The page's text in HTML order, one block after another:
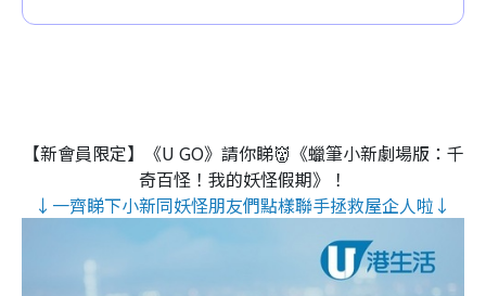
【新會員限定】《U GO》請你睇👹《蠟筆小新劇場版：千
奇百怪！我的妖怪假期》！
↓一齊睇下小新同妖怪朋友們點樣聯手拯救屋企人啦↓